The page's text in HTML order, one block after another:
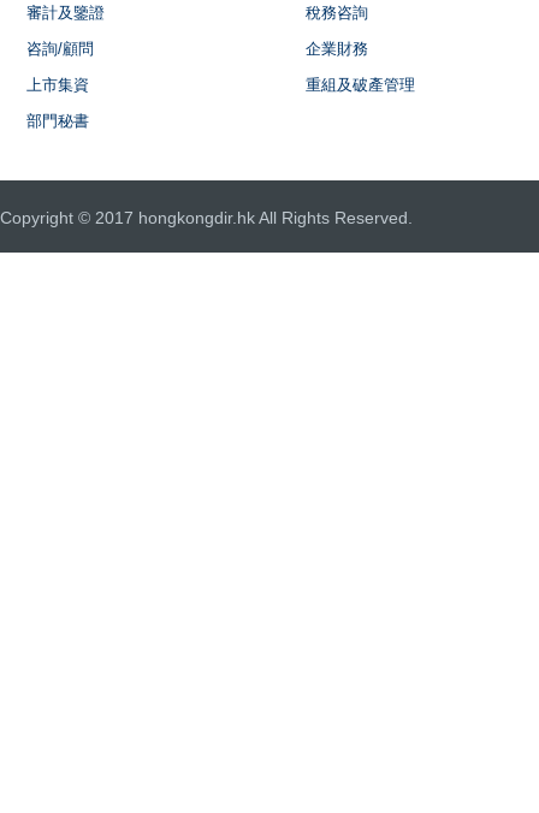
審計及鑒證
稅務咨詢
咨詢/顧問
企業財務
上市集資
重組及破產管理
部門秘書
Copyright © 2017 hongkongdir.hk All Rights Reserved.